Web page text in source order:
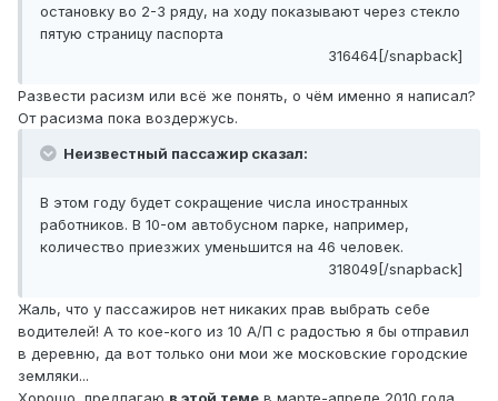
остановку во 2-3 ряду, на ходу показывают через стекло
пятую страницу паспорта
316464[/snapback]
Развести расизм или всё же понять, о чём именно я написал?
От расизма пока воздержусь.
Неизвестный пассажир сказал:
В этом году будет сокращение числа иностранных
работников. В 10-ом автобусном парке, например,
количество приезжих уменьшится на 46 человек.
318049[/snapback]
Жаль, что у пассажиров нет никаких прав выбрать себе
водителей! А то кое-кого из 10 А/П с радостью я бы отправил
в деревню, да вот только они мои же московские городские
земляки...